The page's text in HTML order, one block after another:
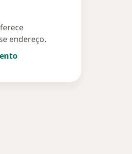
endereço.